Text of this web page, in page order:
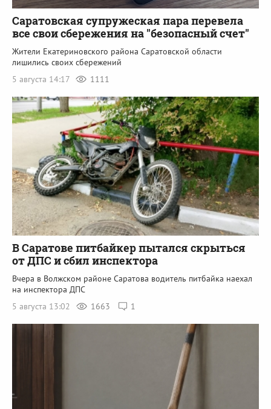
Саратовская супружеская пара перевела
все свои сбережения на "безопасный счет"
Жители Екатериновского района Саратовской области
лишились своих сбережений
5 августа 14:17
1111
В Саратове питбайкер пытался скрыться
от ДПС и сбил инспектора
Вчера в Волжском районе Саратова водитель питбайка наехал
на инспектора ДПС
5 августа 13:02
1663 1